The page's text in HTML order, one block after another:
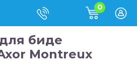
0
биде
Montreux